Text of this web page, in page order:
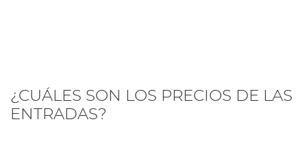
¿CUÁLES SON LOS PRECIOS DE LAS
ENTRADAS?